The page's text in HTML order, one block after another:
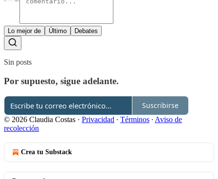
Lo mejor de Último Debates
Sin posts
Por supuesto, sigue adelante.
Suscribirse
© 2026 Claudia Costas · Privacidad ∙ Términos ∙ Aviso de
recolección
Crea tu Substack